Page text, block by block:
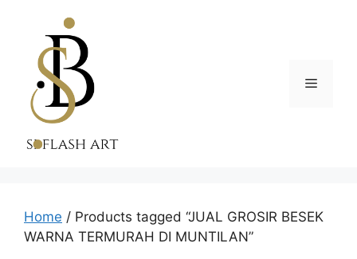
content
Menu
Home / Products tagged “JUAL GROSIR BESEK
WARNA TERMURAH DI MUNTILAN”